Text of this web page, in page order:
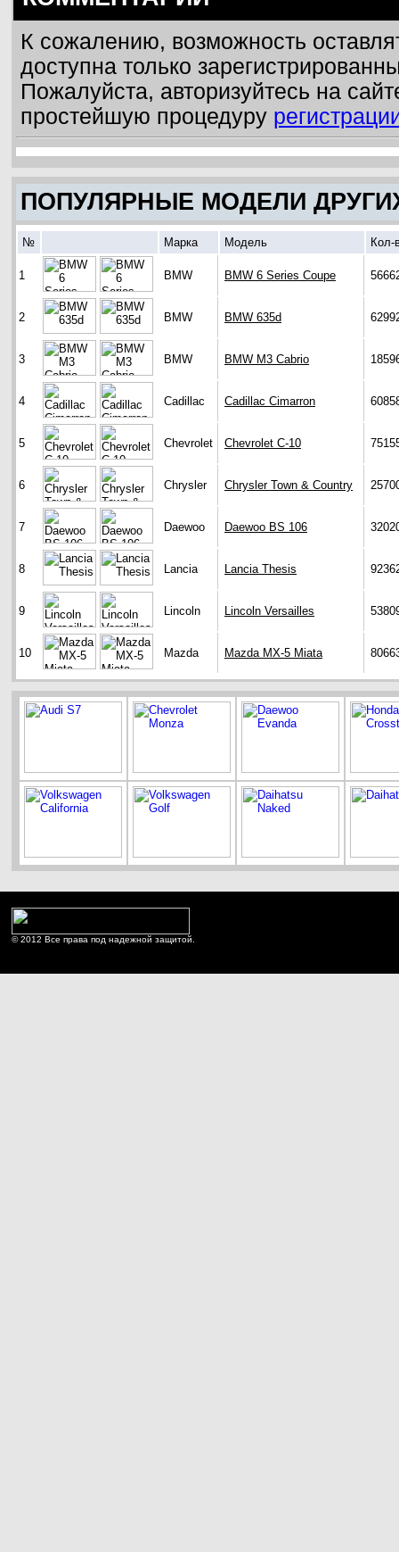
К сожалению, возможность
доступна только
Пожалуйста, авторизуйтесь на
простейшую процедуру
ПОПУЛЯРНЫЕ МОДЕЛИ
№ Марка Модель Кол-
1 BMW BMW 6 Series Coupe
2 BMW BMW 635d
3 BMW BMW M3 Cabrio
4 Cadillac Cadillac Cimarron
5 Chevrolet Chevrolet C-10
6 Chrysler Chrysler Town & Country
7 Daewoo Daewoo BS 106
8 Lancia Lancia Thesis
9 Lincoln Lincoln Versailles
10 Mazda Mazda MX-5 Miata
© 2012 Все права под надежной защитой.